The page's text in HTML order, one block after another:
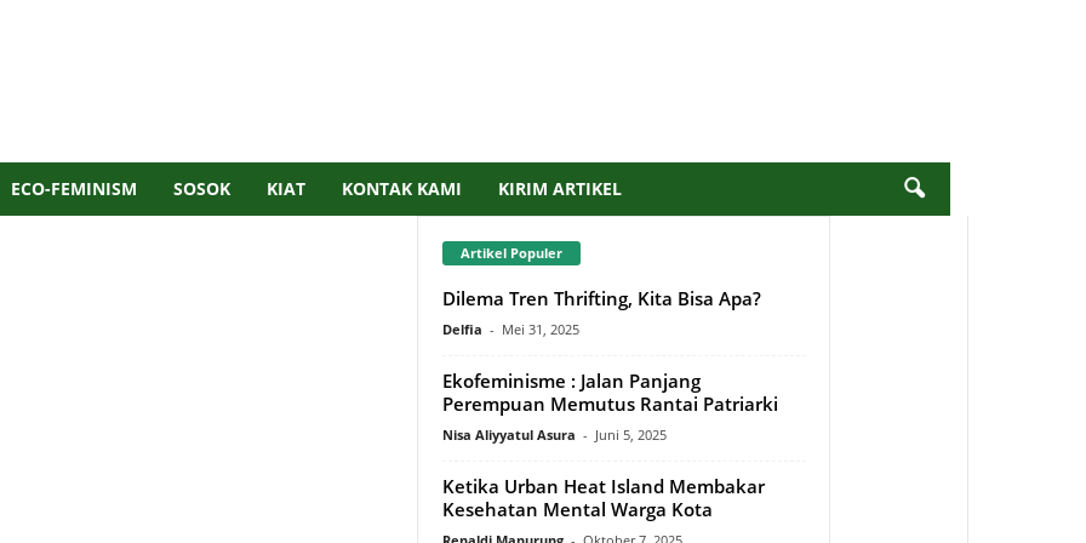
ECO-FEMINISM SOSOK KIAT KONTAK KAMI KIRIM ARTIKEL
Artikel Populer
Dilema Tren Thrifting, Kita Bisa Apa?
Delfia - Mei 31, 2025
Ekofeminisme : Jalan Panjang
Perempuan Memutus Rantai Patriarki
Nisa Aliyyatul Asura - Juni 5, 2025
Ketika Urban Heat Island Membakar
Kesehatan Mental Warga Kota